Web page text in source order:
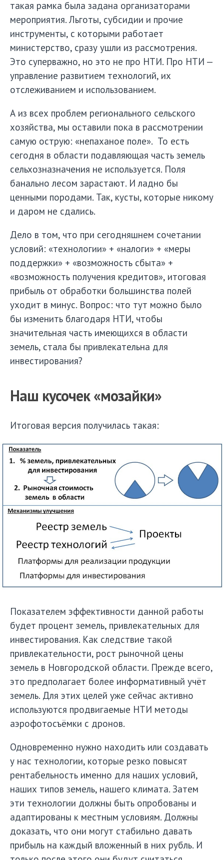
такая рамка была задана организаторами
мероприятия. Льготы, субсидии и прочие
инструменты, с которыми работает
министерство, сразу ушли из рассмотрения.
Это суперважно, но это не про НТИ. Про НТИ —
управление развитием технологий, их
отслеживанием и использованием.
А из всех проблем регионального сельского
хозяйства, мы оставили пока в рассмотрении
самую острую: «непаханое поле». То есть
сегодня в области подавляющая часть земель
сельхозназначения не используется. Поля
банально лесом зарастают. И ладно бы
ценными породами. Так, кусты, которые никому
и даром не сдались.
Дело в том, что при сегодняшнем сочетании
условий: «технологии» + «налоги» + «меры
поддержки» + «возможность сбыта» +
«возможность получения кредитов», итоговая
прибыль от обработки большинства полей
уходит в минус. Вопрос: что тут можно было
бы изменить благодаря НТИ, чтобы
значительная часть имеющихся в области
земель, стала бы привлекательна для
инвестирования?
Наш кусочек «мозайки»
Итоговая версия получилась такая:
Показателем эффективности данной работы
будет процент земель, привлекательных для
инвестирования. Как следствие такой
привлекательности, рост рыночной цены
земель в Новгородской области. Прежде всего,
это предполагает более информативный учёт
земель. Для этих целей уже сейчас активно
используются продвигаемые НТИ методы
аэрофотосъёмки с дронов.
Одновременно нужно находить или создавать
у нас технологии, которые резко повысят
рентабельность именно для наших условий,
наших типов земель, нашего климата. Затем
эти технологии должны быть опробованы и
адаптированы к местным условиям. Должны
доказать, что они могут стабильно давать
прибыль на каждый вложенный в них рубль. И